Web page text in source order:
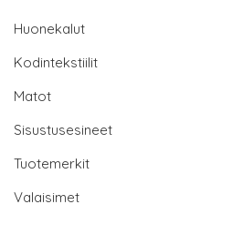
Huonekalut
Kodintekstiilit
Matot
Sisustusesineet
Tuotemerkit
Valaisimet